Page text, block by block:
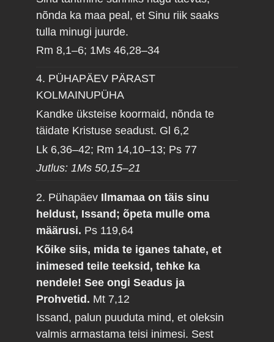
nõnda ka maa peal, et Sinu riik saaks
tulla minugi juurde.
Rm 8,1–6; 1Ms 46,28–34
4. PÜHAPÄEV PÄRAST
KOLMAINUPÜHA
Kandke üksteise koormaid, nõnda te
täidate Kristuse seadust. Gl 6,2
Lk 6,36–42; Rm 14,10–13; Ps 77
Jutlus: 1Ms 50,15–21
2. Pühapäev Ilmamaa on täis sinu
heldust, Issand; õpeta mulle oma
määrusi. Ps 119,64
Kõike siis, mida te iganes tahate, et
inimesed teile teeksid, tehke ka
nendele! See ongi Seadus ja
Prohvetid. Mt 7,12
Issand, palun puuduta mind, et oleksin
valmis armastama teisi inimesi. Sest